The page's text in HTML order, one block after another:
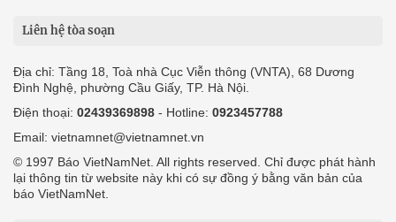
Liên hệ tòa soạn
Địa chỉ: Tầng 18, Toà nhà Cục Viễn thông (VNTA), 68 Dương
Đình Nghệ, phường Cầu Giấy, TP. Hà Nội.
Điện thoại: 02439369898 - Hotline: 0923457788
Email: vietnamnet@vietnamnet.vn
© 1997 Báo VietNamNet. All rights reserved. Chỉ được phát hành
lại thông tin từ website này khi có sự đồng ý bằng văn bản của
báo VietNamNet.